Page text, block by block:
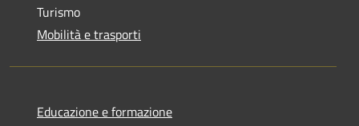
Turismo
Mobilità e trasporti
Educazione e formazione